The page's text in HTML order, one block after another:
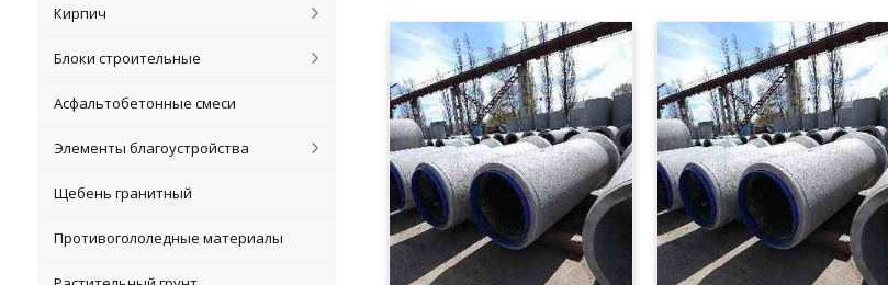
Кирпич
Блоки строительные
Асфальтобетонные смеси
Элементы благоустройства
Щебень гранитный
Противогололедные материалы